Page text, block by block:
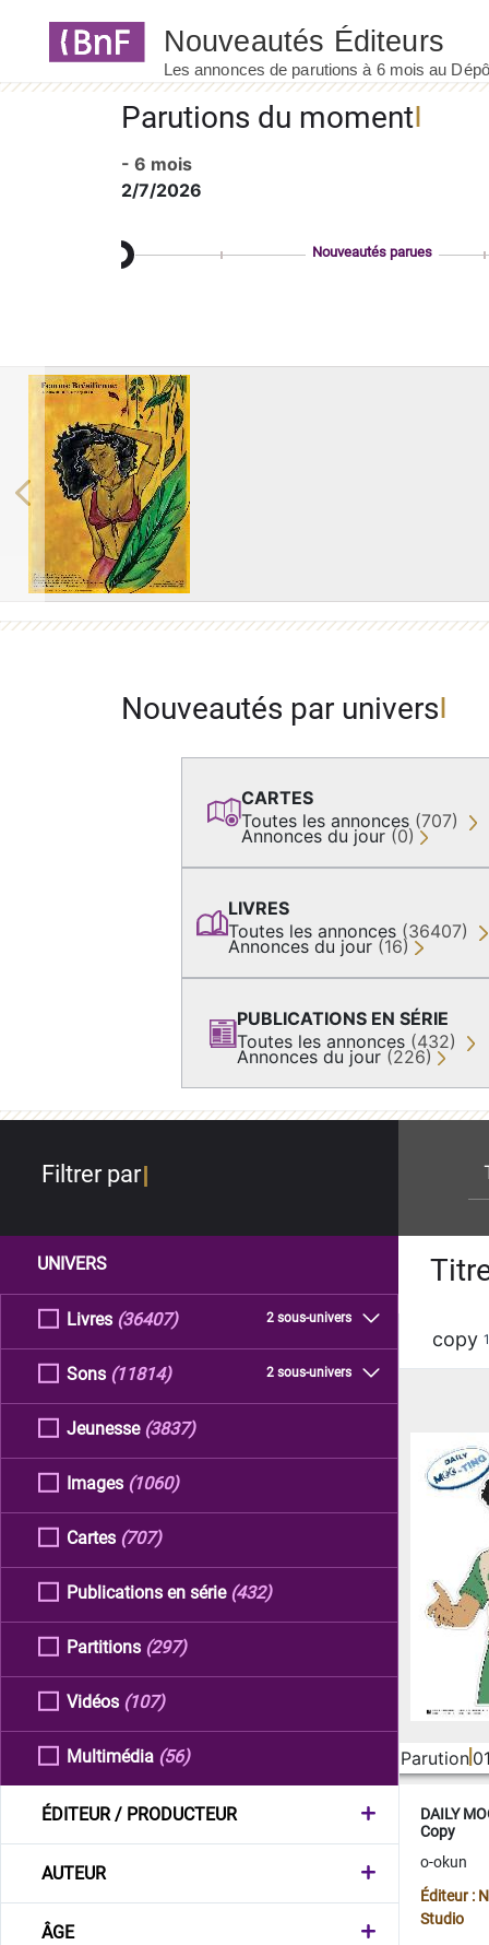
Parutions du moment
- 6 mois
2/7/2026
Nouveautés parues
Previous
Nouveautés par univers
CARTES
Toutes les annonces (707)
Annonces du jour (0)
LIVRES
Toutes les annonces (36407)
Annonces du jour (16)
PUBLICATIONS EN SÉRIE
Toutes les annonces (432)
Annonces du jour (226)
Filtrer par
UNIVERS
Livres 2 sous-univers
(36407)
Sons 2 sous-univers
(11814)
Jeunesse (3837)
Images (1060)
Cartes (707)
Publications en série (432)
Partitions (297)
Vidéos (107)
Multimédia (56)
ÉDITEUR / PRODUCTEUR
AUTEUR
ÂGE
copy
Parution
DAILY
Copy
o-okun
Éditeur :
Studio